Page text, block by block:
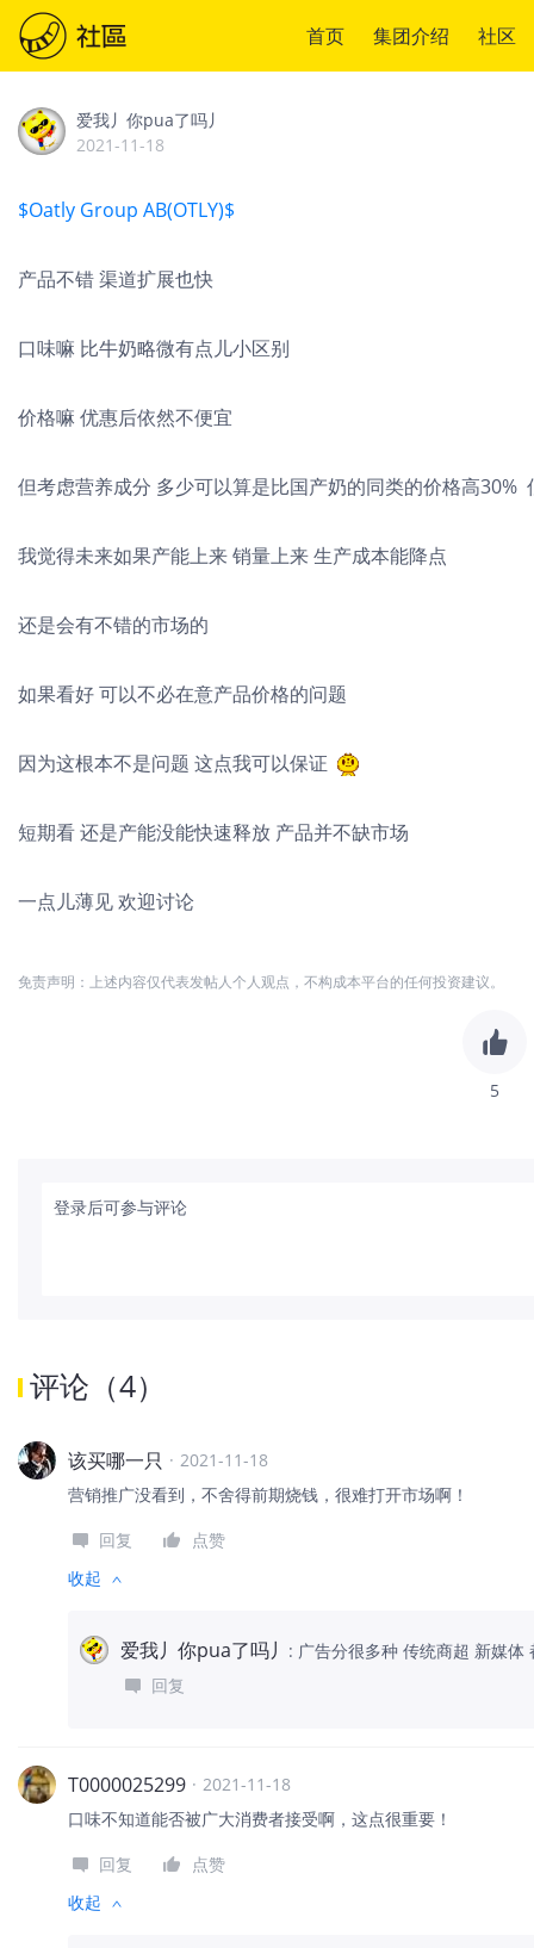
首页 集团介绍 社区
爱我丿你pua了吗丿
2021-11-18
$Oatly Group AB(OTLY)$
产品不错 渠道扩展也快
口味嘛 比牛奶略微有点儿小区别
价格嘛 优惠后依然不便宜
但考虑营养成分 多少可以算是比国产奶的同类的价格高30%
我觉得未来如果产能上来 销量上来 生产成本能降点
还是会有不错的市场的
如果看好 可以不必在意产品价格的问题
因为这根本不是问题 这点我可以保证
短期看 还是产能没能快速释放 产品并不缺市场
一点儿薄见 欢迎讨论
免责声明：上述内容仅代表发帖人个人观点，不构成本平台的任何投资建议。
5
登录后可参与评论
评论 （4）
该买哪一只 · 2021-11-18
营销推广没看到，不舍得前期烧钱，很难打开市场啊！
回复
点赞
收起
爱我丿你pua了吗丿 : 广告分很多种 传统商超 新媒体
回复
T0000025299 · 2021-11-18
口味不知道能否被广大消费者接受啊，这点很重要！
回复
点赞
收起